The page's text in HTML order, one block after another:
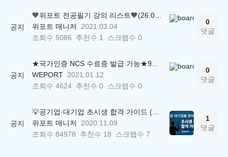
공지
위포트 매니저
2021.03.04
조회수 5086 추천수 1 스크랩수 0
0
댓글
공지
WEPORT 2021.01.12
조회수 4624 추천수 0 스크랩수 0
0
댓글
공지
위포트 매니저
2020.11.09
조회수 84978 추천수 18 스크랩수 7
1
댓글